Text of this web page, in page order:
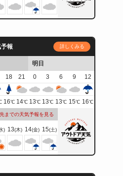
報 詳しくみる
明日
18 21 0 3 6 9
12
16℃ 14℃ 13℃ 13℃ 13℃ 15℃ 16℃
までの天気予報を見る
) 13(木) 14(金) 15(土)